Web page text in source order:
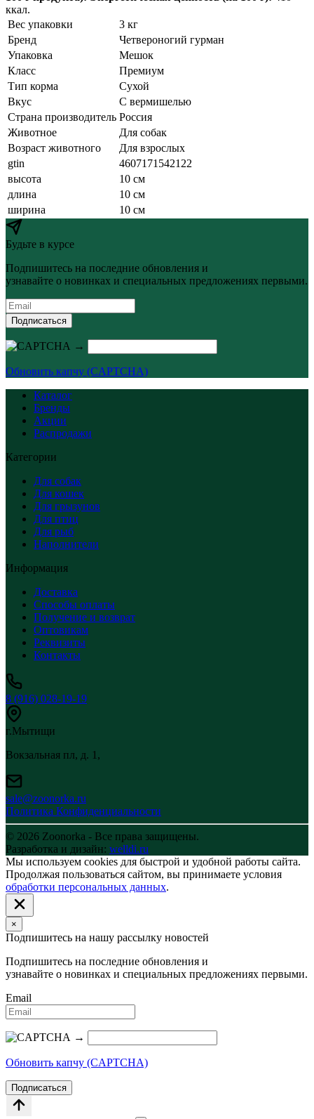
ккал.
Вес упаковки
3 кг
Бренд
Четвероногий гурман
Упаковка
Мешок
Класс
Премиум
Тип корма
Сухой
Вкус
С вермишелью
Страна производитель Россия
Животное
Для собак
Возраст животного
Для взрослых
gtin
4607171542122
высота
10 см
длина
10 см
ширина
10 см
Будьте в курсе
Подпишитесь на последние обновления и
узнавайте о новинках и специальных предложениях первыми.
Подписаться
→
Обновить капчу (CAPTCHA)
Каталог
Бренды
Акции
Распродажи
Категории
Для собак
Для кошек
Для грызунов
Для птиц
Для рыб
Наполнители
Информация
Доставка
Способы оплаты
Получение и возврат
Оптовикам
Реквизиты
Контакты
8 (916) 028-19-19
г.Мытищи
Вокзальная пл, д. 1,
sale@zoonorka.ru
Политика Конфиденциальности
© 2026 Zoonorka - Все права защищены.
Разработка и дизайн: welldi.ru
Мы используем cookies для быстрой и удобной работы сайта.
Продолжая пользоваться сайтом, вы принимаете условия
обработки персональных данных.
×
Подпишитесь на нашу рассылку новостей
Подпишитесь на последние обновления и
узнавайте о новинках и специальных предложениях первыми.
Email
→
Обновить капчу (CAPTCHA)
Подписаться